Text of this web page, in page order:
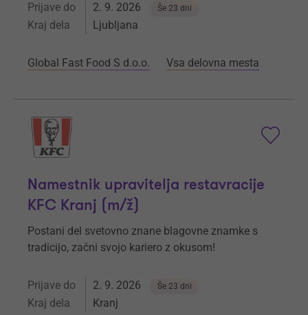
Prijave do 2. 9. 2026 Še 23 dni
Kraj dela Ljubljana
Global Fast Food S d.o.o. Vsa delovna mesta
Namestnik upravitelja restavracije
KFC Kranj (m/ž)
Postani del svetovno znane blagovne znamke s
tradicijo, začni svojo kariero z okusom!
Prijave do 2. 9. 2026 Še 23 dni
Kraj dela Kranj